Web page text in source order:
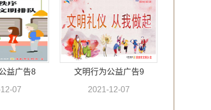
益广告8
07
文明行为公益广告9
2021-12-07